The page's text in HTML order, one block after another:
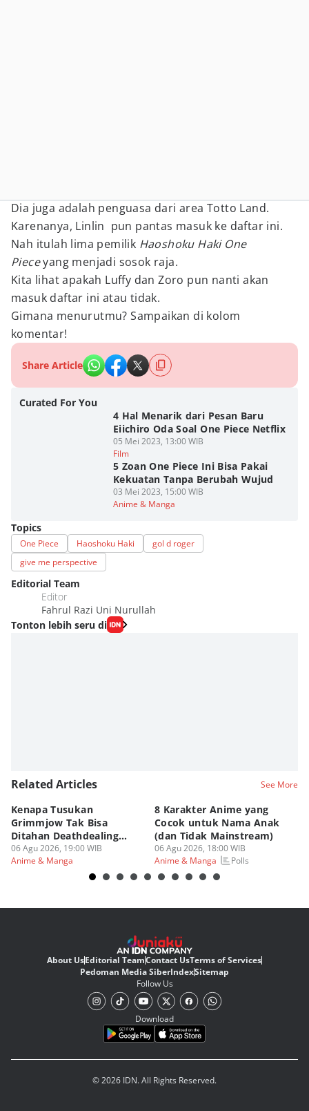
Dia juga adalah penguasa dari area Totto Land.
Karenanya, Linlin pun pantas masuk ke daftar ini.
Nah itulah lima pemilik Haoshoku Haki One
Pieceyang menjadi sosok raja.
Kita lihat apakah Luffy dan Zoro pun nanti akan
masuk daftar ini atau tidak.
Gimana menurutmu? Sampaikan di kolom
komentar!
Share Article
Curated For You
4 Hal Menarik dari Pesan Baru
Eiichiro Oda Soal One Piece Netflix
05 Mei 2023, 13:00 WIB
Film
5 Zoan One Piece Ini Bisa Pakai
Kekuatan Tanpa Berubah Wujud
03 Mei 2023, 15:00 WIB
Anime & Manga
Topics
One Piece Haoshoku Haki
gol d roger
give me perspective
Editorial Team
Editor
Fahrul Razi Uni Nurullah
Tonton lebih seru di
Related Articles See More
Kenapa Tusukan
Grimmjow Tak Bisa
Ditahan Deathdealing
Askin Bleach?
06 Agu 2026, 19:00 WIB
Anime & Manga
8 Karakter Anime yang
Cocok untuk Nama Anak
(dan Tidak Mainstream)
06 Agu 2026, 18:00 WIB
Anime & Manga
Polls
About UsEditorial TeamContact UsTerms of Services
Pedoman Media SiberIndexSitemap
Follow Us
Download
© 2026 IDN. All Rights Reserved.